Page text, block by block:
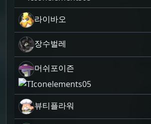
라이바오
장수벌레
머쉬포이즌
뷰티플라워